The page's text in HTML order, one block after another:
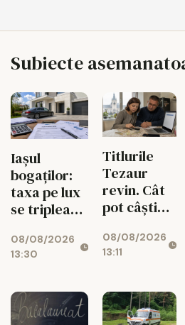
Subiecte
Iașul
bogaților:
taxa pe lux
se triplează
și mașini
08/08/2026
13:30
Titlurile
Tezaur
revin. Cât
pot câștiga
10.000 de
lei
08/08/2026
13:11